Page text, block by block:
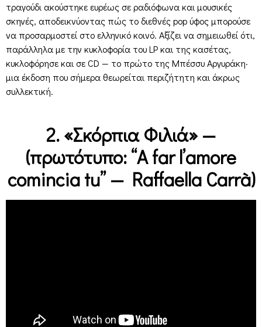
τραγούδι ακούστηκε ευρέως σε ραδιόφωνα και μουσικές
σκηνές, αποδεικνύοντας πώς το διεθνές pop ύφος μπορούσε
να προσαρμοστεί στο ελληνικό κοινό. Αξίζει να σημειωθεί ότι,
παράλληλα με την κυκλοφορία του LP και της κασέτας,
κυκλοφόρησε και σε CD — το πρώτο της Μπέσσυ Αργυράκη·
μια έκδοση που σήμερα θεωρείται περιζήτητη και άκρως
συλλεκτική.
2. «Σκόρπια Φιλιά» —
(πρωτότυπο: “A far l’amore
comincia tu” — Raffaella Carrà)